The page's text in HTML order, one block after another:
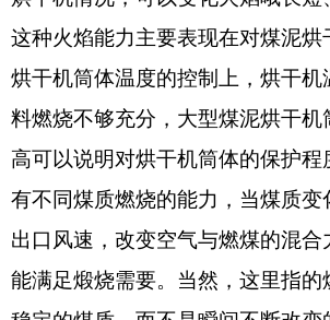
这种火焰能力主要表现在对煤泥烘
烘干机筒体温度的控制上，烘干机
料燃烧不够充分，大型煤泥烘干机
高可以说明对烘干机筒体的保护程
有不同煤质燃烧的能力，当煤质变
出口风速，改变空气与燃煤的混合
能满足煅烧需要。当然，这里指的